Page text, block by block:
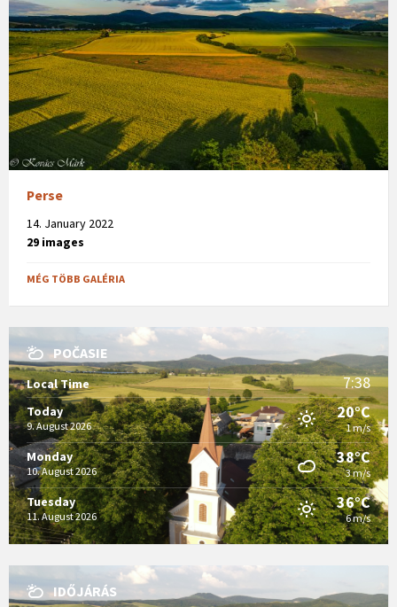
Perse
14. January 2022
29 images
MÉG TÖBB GALÉRIA
POČASIE
Local Time 7:38
Today
9. August 2026
20°C
1 m/s
Monday
10. August 2026
38°C
3 m/s
Tuesday
11. August 2026
36°C
6 m/s
IDŐJÁRÁS